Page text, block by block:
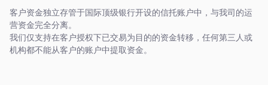
客户资金独立存管于国际顶级银行开设的信托账户中，与我司的运
营资金完全分离。
我们仅支持在客户授权下已交易为目的的资金转移，任何第三人或
机构都不能从客户的账户中提取资金。